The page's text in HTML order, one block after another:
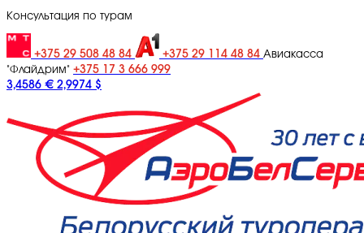
Консультация по турам
+375 29 508 48 84 +375 29 114 48 84 Авиакасса
"Флайдрим" +375 17 3 666 999
3,4586 € 2,9974 $